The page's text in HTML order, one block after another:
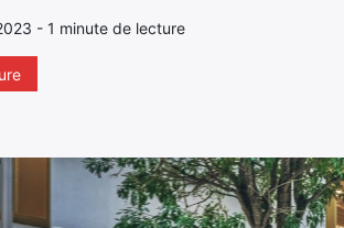
- 1 minute de lecture